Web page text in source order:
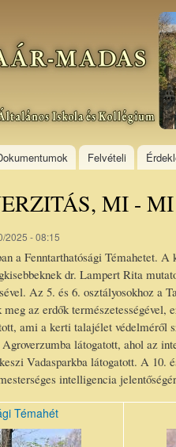
Felvételi
MI -
2025 - 08:15
a Fenntarthatósági Témahetet.
dr. Lampert Rita
Az 5. és 6. osztályosokhoz a
az erdők
ami a kerti talajélet
látogatott, ahol az
Vadasparkba látogatott. A 10.
intelligencia
Témahét